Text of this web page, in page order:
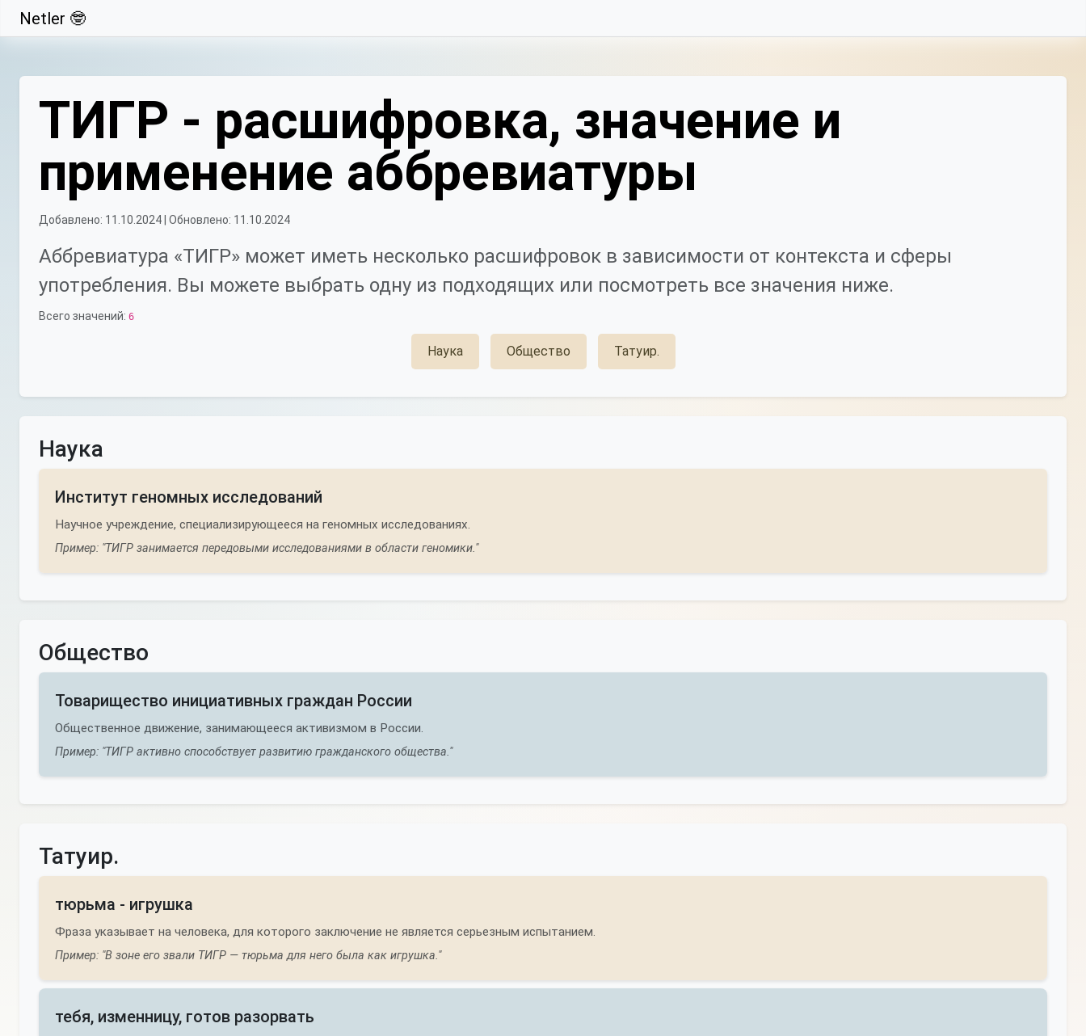
Свернуть
Netler 🤓
ТИГР - расшифровка, значение и
применение аббревиатуры
Добавлено: 11.10.2024 | Обновлено: 11.10.2024
Аббревиатура «ТИГР» может иметь несколько расшифровок в зависимости от контекста и сферы
употребления. Вы можете выбрать одну из подходящих или посмотреть все значения ниже.
Всего значений: 6
Наука Общество Татуир.
Наука
Институт геномных исследований
Научное учреждение, специализирующееся на геномных исследованиях.
Пример: "ТИГР занимается передовыми исследованиями в области геномики."
Общество
Товарищество инициативных граждан России
Общественное движение, занимающееся активизмом в России.
Пример: "ТИГР активно способствует развитию гражданского общества."
Татуир.
тюрьма - игрушка
Фраза указывает на человека, для которого заключение не является серьезным испытанием.
Пример: "В зоне его звали ТИГР — тюрьма для него была как игрушка."
тебя, изменницу, готов разорвать